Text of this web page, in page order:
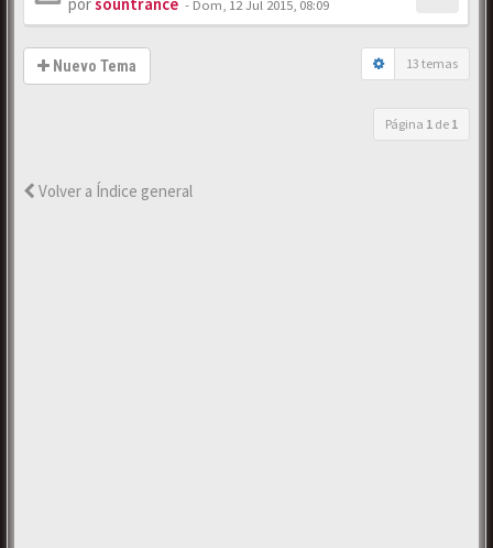
- Dom, 12 Jul 2015, 08:09
Nuevo Tema 13 temas
Página 1 de 1
Volver a Índice general